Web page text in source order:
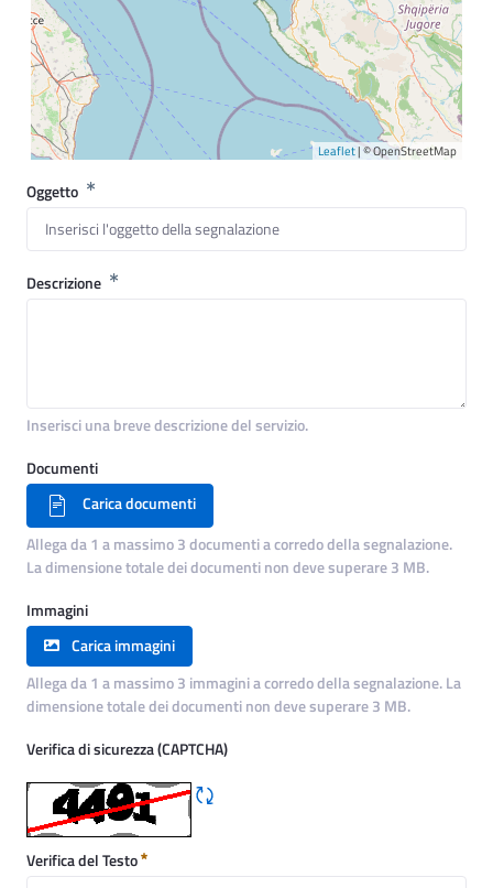
Leaflet| © OpenStreetMap
Oggetto
Descrizione
Inserisci una breve descrizione del servizio.
Documenti
Carica documenti
Allega da 1 a massimo 3 documenti a corredo della segnalazione.
La dimensione totale dei documenti non deve superare 3 MB.
Immagini
Carica immagini
Allega da 1 a massimo 3 immagini a corredo della segnalazione. La
dimensione totale dei documenti non deve superare 3 MB.
Verifica di sicurezza (CAPTCHA)
Rigene CAPTCHA
Verifica del Testo Obbligatorio